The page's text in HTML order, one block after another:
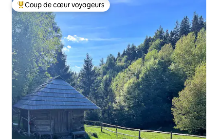
Coups de cœur voyageurs les plus appréciés
Coup de cœur voyageurs